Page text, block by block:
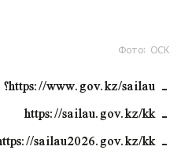
Фото: ОСК
- https://www.gov.kz/sailau؟ lang=kk
- https://sailau.gov.kz/kk
- https://sailau2026.gov.kz/kk